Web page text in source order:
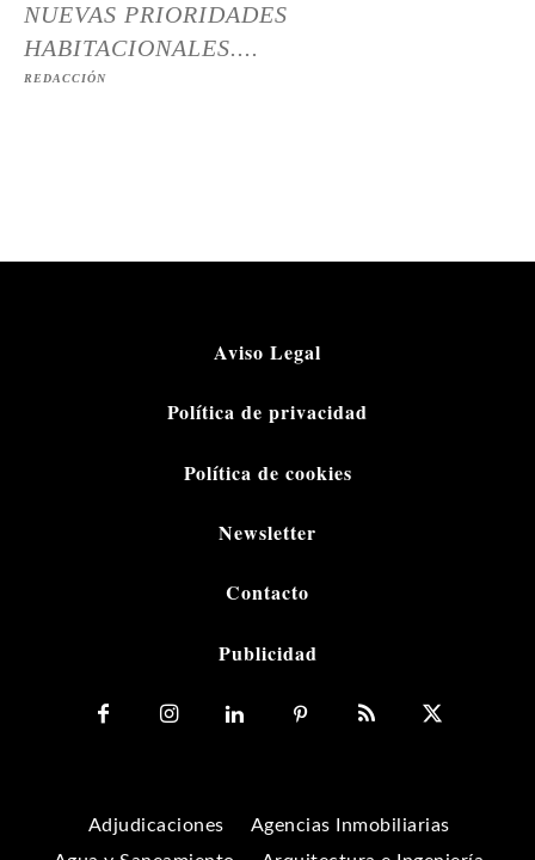
NUEVAS PRIORIDADES
HABITACIONALES....
REDACCIÓN
Aviso Legal
Política de privacidad
Política de cookies
Newsletter
Contacto
Publicidad
Adjudicaciones
Agencias Inmobiliarias